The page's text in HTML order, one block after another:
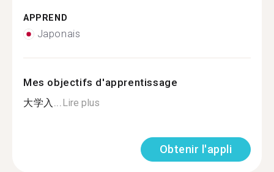
APPREND
Japonais
Mes objectifs d'apprentissage
大学入...Lire plus
Obtenir l'appli